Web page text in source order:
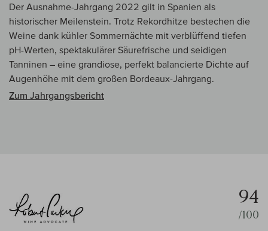
Der Ausnahme-Jahrgang 2022 gilt in Spanien als
historischer Meilenstein. Trotz Rekordhitze bestechen die
Weine dank kühler Sommernächte mit verblüffend tiefen
pH-Werten, spektakulärer Säurefrische und seidigen
Tanninen – eine grandiose, perfekt balancierte Dichte auf
Augenhöhe mit dem großen Bordeaux-Jahrgang.
Zum Jahrgangsbericht
94
/100